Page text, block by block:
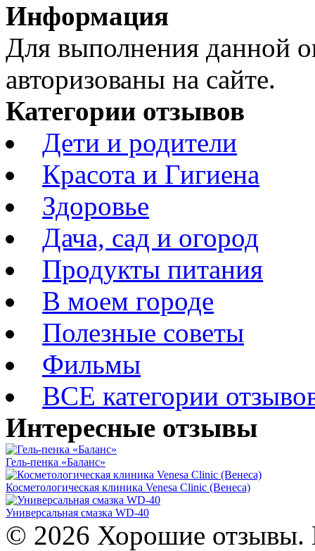
Информация
Для выполнения данной
авторизованы на сайте.
Категории отзывов
Дети и родители
Красота и Гигиена
Здоровье
Дача, сад и огород
Продукты питания
В моем городе
Полезные советы
Фильмы
ВСЕ категории
Интересные отзывы
Гель-пенка «Баланс»
Косметологическая клиника Venesa Clinic (Венеса)
Универсальная смазка WD-40
© 2026 Хорошие отзывы.